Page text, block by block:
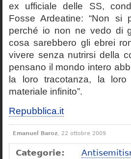
ex ufficiale delle SS,
Fosse Ardeatine: “Non
perché io non ne vedo di
cosa sarebbero gli ebrei
vivere senza nutrirsi della
pensano il mondo intero
la loro tracotanza, la
materiale infinito”.
Repubblica.it
Emanuel Baroz, 22 ottobre 2009
Categorie: